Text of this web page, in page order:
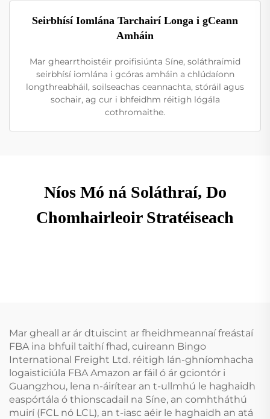
Seirbhísí Iomlána Tarchairí Longa i gCeann
Amháin
Mar ghearrthoistéir proifisiúnta Síne, soláthraímid
seirbhísí iomlána i gcóras amháin a chlúdaíonn
longthreabháil, soilseachas ceannachta, stóráil agus
sochair, ag cur i bhfeidhm réitigh lógála
cothromaithe.
Níos Mó ná Soláthraí, Do
Chomhairleoir Stratéiseach
Mar gheall ar ár dtuiscint ar fheidhmeannaí freástaí
FBA ina bhfuil taithí fhad, cuireann Bingo
International Freight Ltd. réitigh lán-ghníomhacha
logaisticiúla FBA Amazon ar fáil ó ár gciontór i
Guangzhou, lena n-áirítear an t-ullmhú le haghaidh
easpórtála ó thionscadail na Síne, an comhtháthú
muirí (FCL nó LCL), an t-iasc aéir le haghaidh an atá